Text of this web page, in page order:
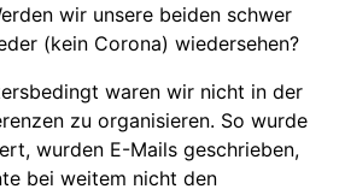
wir unsere beiden schwer
(kein Corona) wiedersehen?
waren wir nicht in der
zu organisieren. So wurde
wurden E-Mails geschrieben,
bei weitem nicht den